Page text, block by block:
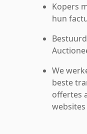
Kopers
hun
We
beste
offertes